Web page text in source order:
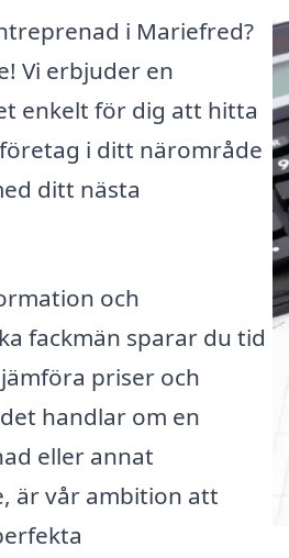
i Mariefred?
Vi erbjuder en
enkelt för dig att hitta
i ditt närområde
ditt nästa
och
fackmän sparar du tid
priser och
handlar om en
eller annat
är vår ambition att